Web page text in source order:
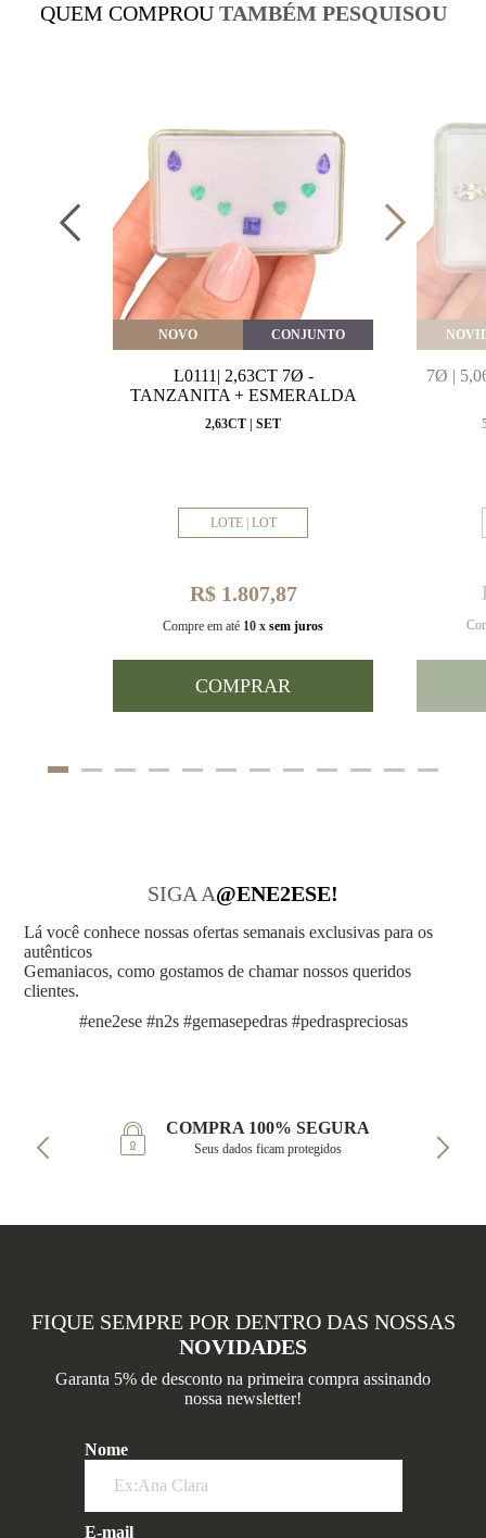
QUEM COMPROU TAMBÉM PESQUISOU
NOVO CONJUNTO
L0111| 2,63CT 7Ø -
TANZANITA + ESMERALDA
2,63CT | SET
LOTE | LOT
R$ 1.807,87
Compre em até 10 x sem juros
COMPRAR
7Ø |
SIGA A@ENE2ESE!
Lá você conhece nossas ofertas semanais exclusivas para os
autênticos
Gemaniacos, como gostamos de chamar nossos queridos
clientes.
#ene2ese #n2s #gemasepedras #pedraspreciosas
COMPRA 100% SEGURA
Seus dados ficam protegidos
FIQUE SEMPRE POR DENTRO DAS NOSSAS
NOVIDADES
Garanta 5% de desconto na primeira compra assinando
nossa newsletter!
Nome
E-mail